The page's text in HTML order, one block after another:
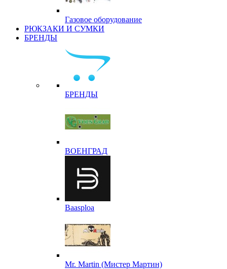
Газовое оборудование
РЮКЗАКИ И СУМКИ
БРЕНДЫ
БРЕНДЫ
ВОЕНГРАД
Baasploa
Mr. Martin (Мистер Мартин)